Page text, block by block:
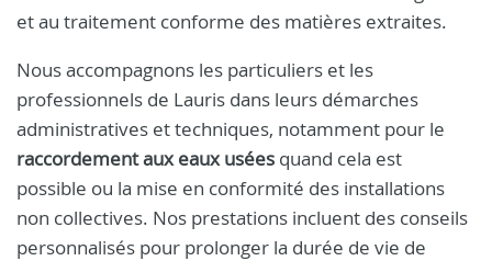
et au traitement conforme des matières extraites.
Nous accompagnons les particuliers et les
professionnels de Lauris dans leurs démarches
administratives et techniques, notamment pour le
raccordement aux eaux usées quand cela est
possible ou la mise en conformité des installations
non collectives. Nos prestations incluent des conseils
personnalisés pour prolonger la durée de vie de